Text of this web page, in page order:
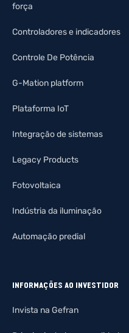
força
Controladores e indicadores
Controle De Potência
G-Mation platform
Plataforma IoT
Integração de sistemas
Legacy Products
Fotovoltaica
Indústria da iluminação
Automação predial
INFORMAÇÕES AO INVESTIDOR
Invista na Gefran